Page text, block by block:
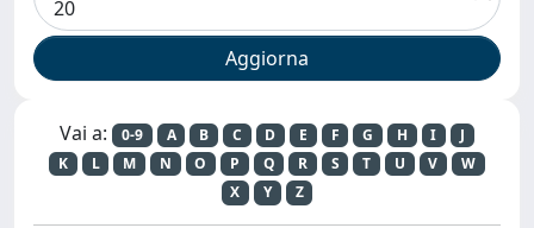
Vai a: 0-9 A B C D E F G H I
J
K
L M N O P Q R S T U V
W
X
Y Z